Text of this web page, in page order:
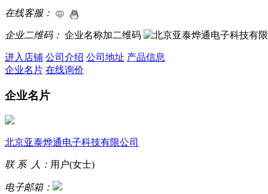
在线客服：
企业二维码： 企业名称加二维码
进入店铺 公司介绍 公司地址 产品信息
企业名片 在线询价
企业名片
北京亚泰烨通电子科技有限公司
联 系 人： 用户(女士)
电子邮箱：